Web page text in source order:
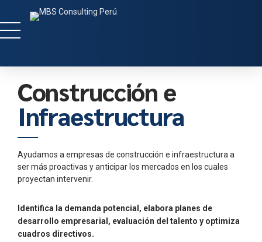
Construcción e
Infraestructura
Ayudamos a empresas de construcción e infraestructura a
ser más proactivas y anticipar los mercados en los cuales
proyectan intervenir.
Identifica la demanda potencial, elabora planes de
desarrollo empresarial, evaluación del talento y optimiza
cuadros directivos.
0
1
20
1